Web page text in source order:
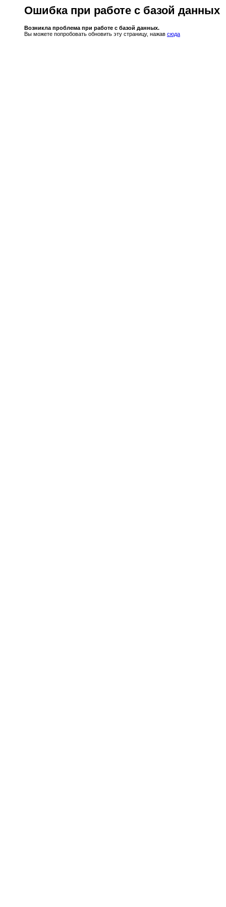
Ошибка при работе с базой данных
Возникла проблема при работе с базой данных.
Вы можете попробовать обновить эту страницу, нажав сюда